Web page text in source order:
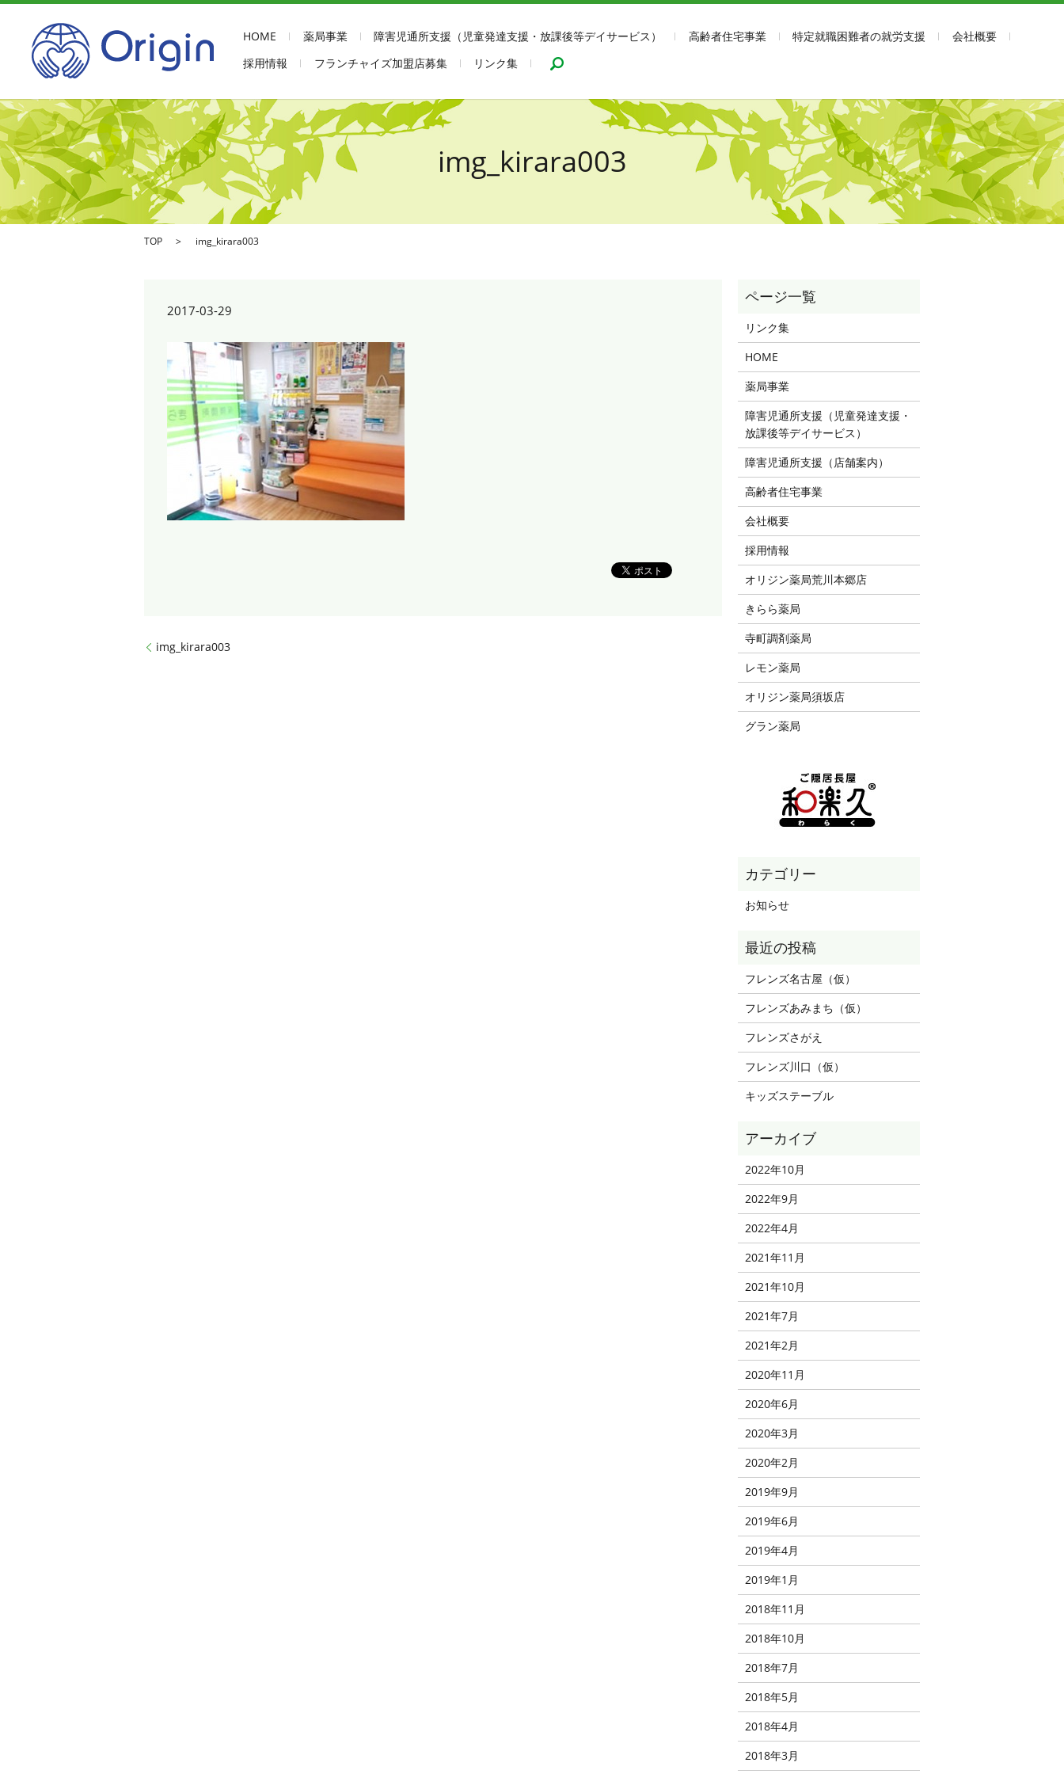
HOME 薬局事業 障害児通所支援（児童発達支援・放課後等デイサービス） 高齢者住宅事業 特定就職困難者の就労支援
会社概要
採用情報
フランチャイズ加盟店募集 リンク集
img_kirara003
TOP img_kirara003
2017-03-29
img_kirara003
リンク集
HOME
薬局事業
障害児通所支援（児童発達支援・
放課後等デイサービス）
障害児通所支援（店舗案内）
高齢者住宅事業
会社概要
採用情報
オリジン薬局荒川本郷店
きらら薬局
寺町調剤薬局
レモン薬局
オリジン薬局須坂店
グラン薬局
お知らせ
フレンズ名古屋（仮）
フレンズあみまち（仮）
フレンズさがえ
フレンズ川口（仮）
キッズステーブル
2022年10月
2022年9月
2022年4月
2021年11月
2021年10月
2021年7月
2021年2月
2020年11月
2020年6月
2020年3月
2020年2月
2019年9月
2019年6月
2019年4月
2019年1月
2018年11月
2018年10月
2018年7月
2018年5月
2018年4月
2018年3月